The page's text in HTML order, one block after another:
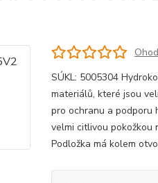
SÚKL: 5005304
materiálů, které jsou
pro ochranu a podporu
velmi citlivou pokožkou
Podložka má kolem